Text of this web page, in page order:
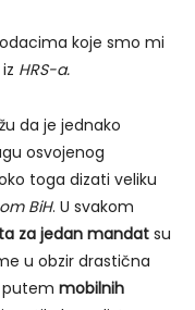
koje smo mi
HRS-a.
da je jednako
osvojenog
toga dizati veliku
BiH. U svakom
za jedan mandat su
u obzir drastična
mobilnih